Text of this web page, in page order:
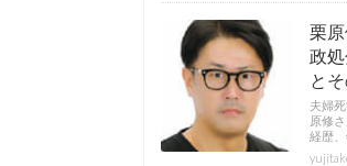
栗
政
と
夫婦
原修
経歴